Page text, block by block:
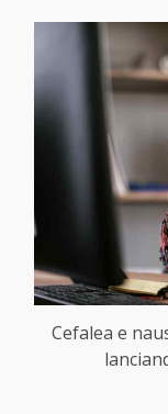
Cefalea e